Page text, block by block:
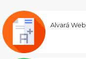
Alvará Web